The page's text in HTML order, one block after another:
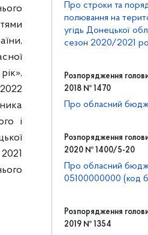
і
Про строки та
полювання на
угідь Донецької
сезон 2020/2021
Розпорядження
2018 № 1470
Про обласний
Розпорядження
2020 № 1400/5-20
Про обласний
05100000000 (код
Розпорядження
2019 № 1354